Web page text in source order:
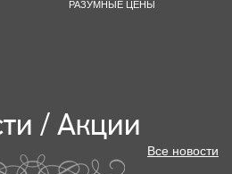
РАЗУМНЫЕ ЦЕНЫ
/ Акции
Все новости